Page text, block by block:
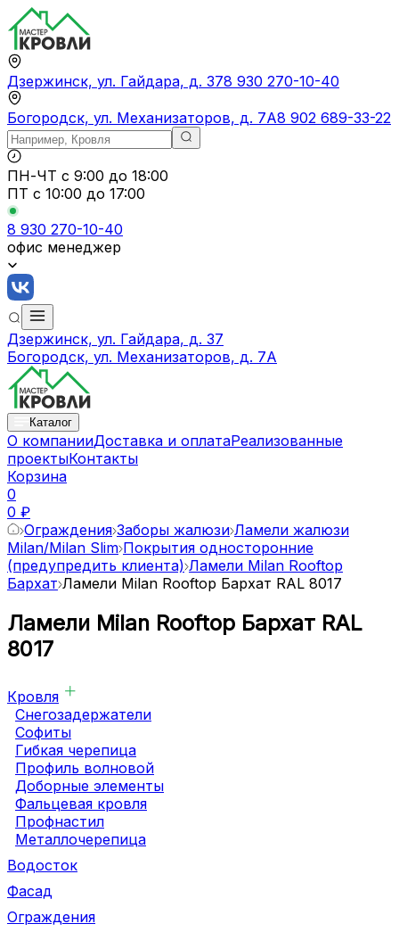
Дзержинск, ул. Гайдара, д. 378 930 270-10-40
Богородск, ул. Механизаторов, д. 7А8 902 689-33-22
ПН-ЧТ с 9:00 до 18:00
ПТ с 10:00 до 17:00
8 930 270-10-40
офис менеджер
Дзержинск, ул. Гайдара, д. 37
Богородск, ул. Механизаторов, д. 7А
Каталог
О компанииДоставка и оплатаРеализованные
проектыКонтакты
Корзина
0
0 ₽
Ограждения Заборы жалюзи Ламели жалюзи
Milan/Milan Slim Покрытия односторонние
(предупредить клиента) Ламели Milan Rooftop
Бархат Ламели Milan Rooftop Бархат RAL 8017
Ламели Milan Rooftop Бархат RAL
8017
Кровля
Снегозадержатели
Софиты
Гибкая черепица
Профиль волновой
Доборные элементы
Фальцевая кровля
Профнастил
Металлочерепица
Водосток
Фасад
Ограждения